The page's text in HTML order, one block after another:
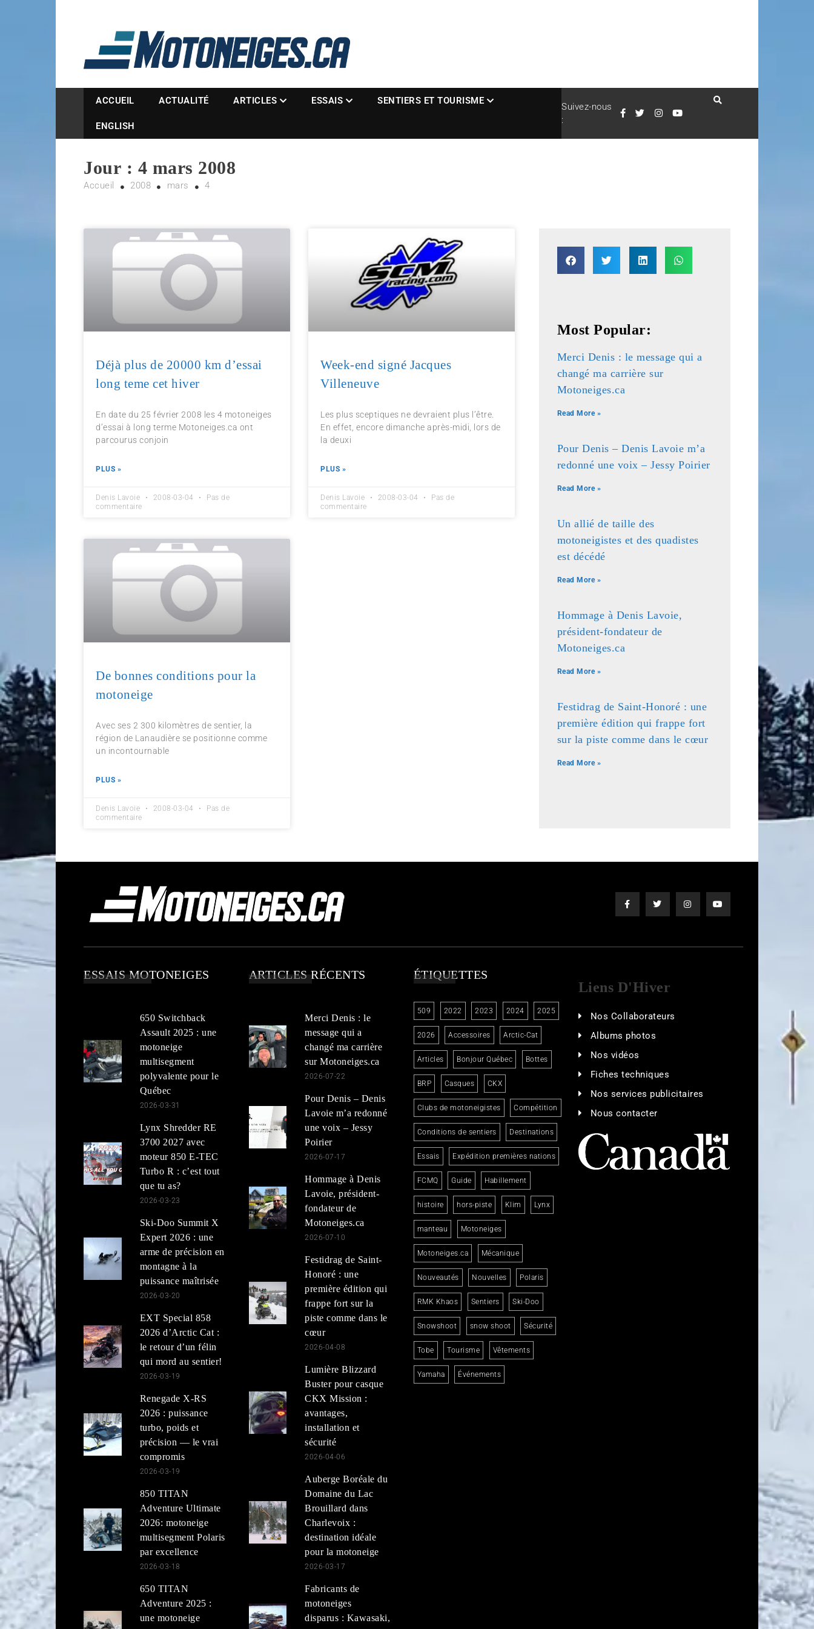
Magazine Motoneiges.ca
ACCUEIL ACTUALITÉ ARTICLES ESSAIS SENTIERS ET TOURISME
ENGLISH
Suivez-nous
:
Jour : 4 mars 2008
Accueil 2008 mars 4
Déjà plus de 20000 km d’essai
long teme cet hiver
En date du 25 février 2008 les 4 motoneiges
d’essai à long terme Motoneiges.ca ont
parcourus conjoin
PLUS »
Denis Lavoie 2008-03-04
Pas de
commentaire
Week-end signé Jacques
Villeneuve
Les plus sceptiques ne devraient plus l’être.
En effet, encore dimanche après-midi, lors de
la deuxi
PLUS »
Denis Lavoie 2008-03-04
Pas de
commentaire
De bonnes conditions pour la
motoneige
Avec ses 2 300 kilomètres de sentier, la
région de Lanaudière se positionne comme
un incontournable
PLUS »
Denis Lavoie 2008-03-04
Pas de
commentaire
Most Popular:
Merci Denis : le message qui a
changé ma carrière sur
Motoneiges.ca
Read More »
Pour Denis – Denis Lavoie m’a
redonné une voix – Jessy Poirier
Read More »
Un allié de taille des
motoneigistes et des quadistes
est décédé
Read More »
Hommage à Denis Lavoie,
président-fondateur de
Motoneiges.ca
Read More »
Festidrag de Saint-Honoré : une
première édition qui frappe fort
sur la piste comme dans le cœur
Read More »
ESSAIS MOTONEIGES
650 Switchback
Assault 2025 : une
motoneige
multisegment
polyvalente pour le
Québec
2026-03-31
Lynx Shredder RE
3700 2027 avec
moteur 850 E-TEC
Turbo R : c’est tout
que tu as?
2026-03-23
Ski-Doo Summit X
Expert 2026 : une
arme de précision en
montagne à la
puissance maîtrisée
2026-03-20
EXT Special 858
2026 d’Arctic Cat :
le retour d’un félin
qui mord au sentier!
2026-03-19
Renegade X-RS
2026 : puissance
turbo, poids et
précision — le vrai
compromis
2026-03-19
850 TITAN
Adventure Ultimate
2026: motoneige
multisegment Polaris
par excellence
2026-03-18
650 TITAN
Adventure 2025 :
une motoneige
ARTICLES RÉCENTS
Merci Denis : le
message qui a
changé ma carrière
sur Motoneiges.ca
2026-07-22
Pour Denis – Denis
Lavoie m’a redonné
une voix – Jessy
Poirier
2026-07-17
Hommage à Denis
Lavoie, président-
fondateur de
Motoneiges.ca
2026-07-10
Festidrag de Saint-
Honoré : une
première édition qui
frappe fort sur la
piste comme dans le
cœur
2026-04-08
Lumière Blizzard
Buster pour casque
CKX Mission :
avantages,
installation et
sécurité
2026-04-06
Auberge Boréale du
Domaine du Lac
Brouillard dans
Charlevoix :
destination idéale
pour la motoneige
2026-03-17
Fabricants de
motoneiges
disparus : Kawasaki,
ÉTIQUETTES
509 2022 2023 2024 2025
2026 Accessoires Arctic-Cat
Articles Bonjour Québec Bottes
BRP Casques CKX
Clubs de motoneigistes Compétition
Conditions de sentiers Destinations
Essais Expédition premières nations
FCMQ Guide Habillement
histoire hors-piste Klim Lynx
manteau Motoneiges
Motoneiges.ca Mécanique
Nouveautés Nouvelles Polaris
RMK Khaos Sentiers Ski-Doo
Snowshoot snow shoot Sécurité
Tobe Tourisme Vêtements
Yamaha Événements
Liens D'Hiver
Nos Collaborateurs
Albums photos
Nos vidéos
Fiches techniques
Nos services publicitaires
Nous contacter